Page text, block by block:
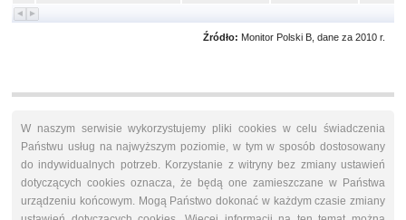
Źródło: Monitor Polski B, dane za 2010 r.
W naszym serwisie wykorzystujemy pliki cookies w celu świadczenia
Państwu usług na najwyższym poziomie, w tym w sposób dostosowany
do indywidualnych potrzeb. Korzystanie z witryny bez zmiany ustawień
dotyczących cookies oznacza, że będą one zamieszczane w Państwa
urządzeniu końcowym. Mogą Państwo dokonać w każdym czasie zmiany